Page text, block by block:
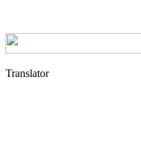
Translator